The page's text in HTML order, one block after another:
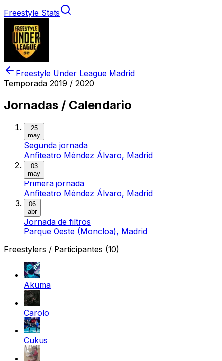
Freestyle Stats
Freestyle Under League Madrid
Temporada 2019 / 2020
Jornadas / Calendario
25
may
Segunda jornada
Anfiteatro Méndez Álvaro, Madrid
03
may
Primera jornada
Anfiteatro Méndez Álvaro, Madrid
06
abr
Jornada de filtros
Parque Oeste (Moncloa), Madrid
Freestylers / Participantes (10)
Akuma
Carolo
Cukus